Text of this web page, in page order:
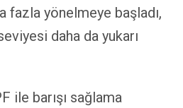
fazla yönelmeye başladı,
daha da yukarı
ile barışı sağlama